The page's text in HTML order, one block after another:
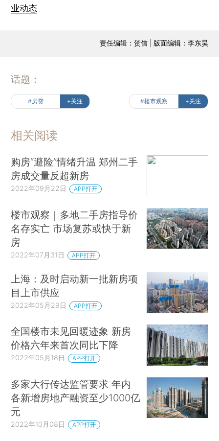
业动态
责任编辑：贺信 | 版面编辑：李东昊
话题：
#房贷 +关注 #楼市观察 +关注
相关阅读
购房“避险”情绪升温 郑州二手
房成交量反超新房
2022年09月22日 APP打开
楼市观察｜多地二手房指导价
名存实亡 市场复苏或快于新
房
2022年07月31日 APP打开
上海：及时启动新一批新房项
目上市供应
2022年05月29日 APP打开
全国楼市未见回暖迹象 新房
价格六年来首次同比下降
2022年05月18日 APP打开
多家大行传达监管要求 年内
各新增房地产融资至少1000亿
元
2022年10月08日 APP打开